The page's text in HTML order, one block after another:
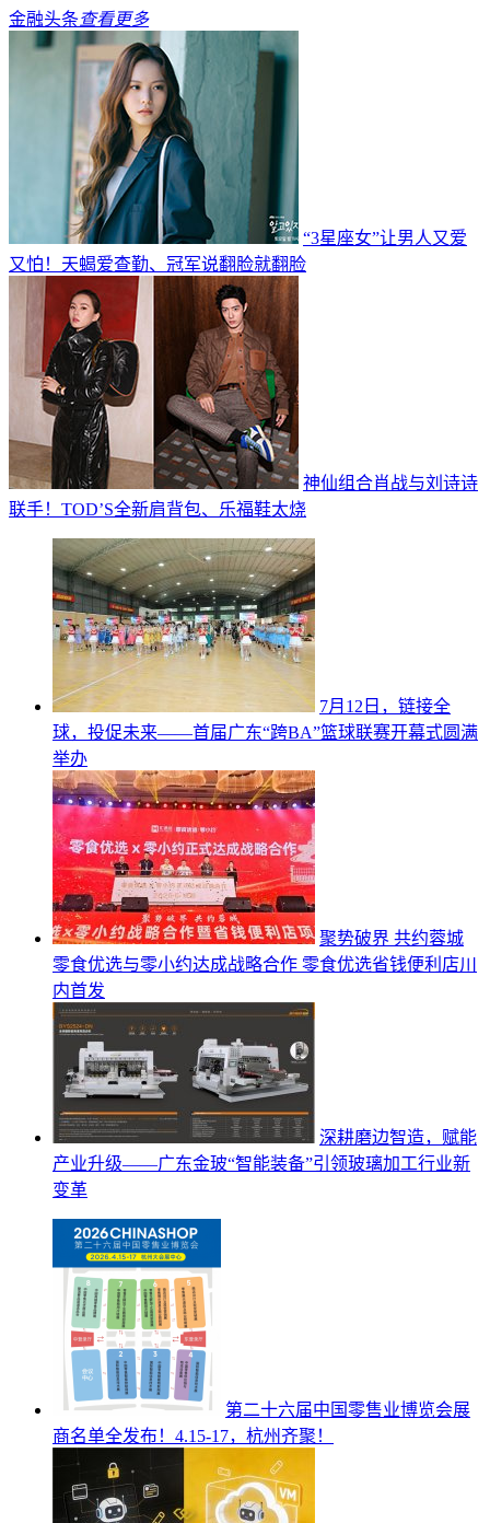
金融头条查看更多
“3星座女”让男人又爱
又怕！天蝎爱查勤、冠军说翻脸就翻脸
神仙组合肖战与刘诗诗
联手！TOD’S全新肩背包、乐福鞋太烧
7月12日，链接全
球，投促未来——首届广东“跨BA”篮球联赛开幕式圆满
举办
聚势破界 共约蓉城
零食优选与零小约达成战略合作 零食优选省钱便利店川
内首发
深耕磨边智造，赋能
产业升级——广东金玻“智能装备”引领玻璃加工行业新
变革
第二十六届中国零售业博览会展
商名单全发布！4.15-17，杭州齐聚！